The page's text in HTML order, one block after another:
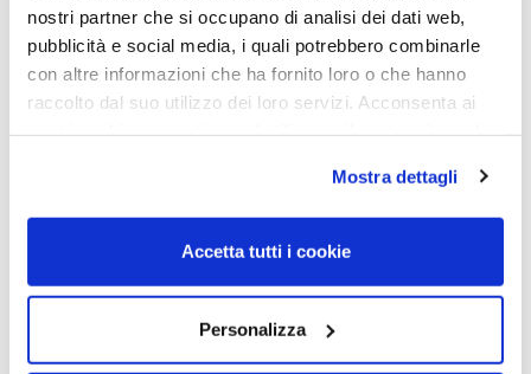
nostri partner che si occupano di analisi dei dati web,
pubblicità e social media, i quali potrebbero combinarle
con altre informazioni che ha fornito loro o che hanno
raccolto dal suo utilizzo dei loro servizi. Acconsenta ai
Mostra dettagli
Accetta tutti i cookie
Personalizza
Showing the single result